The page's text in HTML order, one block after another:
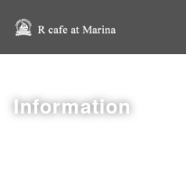
Information